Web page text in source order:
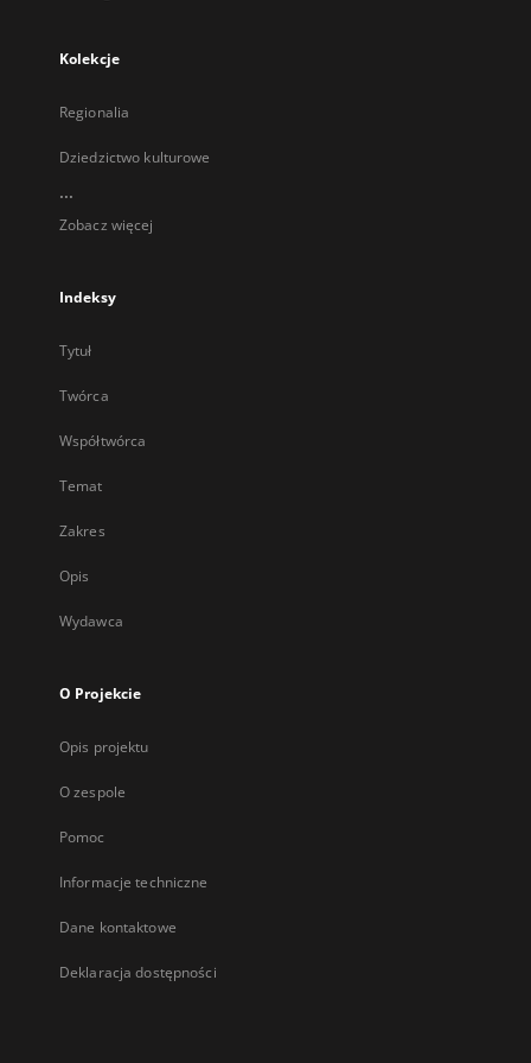
Kolekcje
Regionalia
Dziedzictwo kulturowe
...
Zobacz więcej
Indeksy
Tytuł
Twórca
Współtwórca
Temat
Zakres
Opis
Wydawca
O Projekcie
Opis projektu
O zespole
Pomoc
Informacje techniczne
Dane kontaktowe
Deklaracja dostępności